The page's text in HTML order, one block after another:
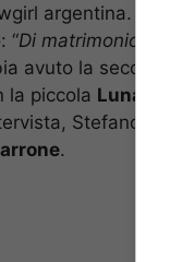
argentina. A
“Di matrimonio
avuto la
la piccola Luna
Stefano
.